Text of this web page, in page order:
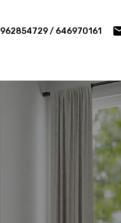
962854729 / 646970161